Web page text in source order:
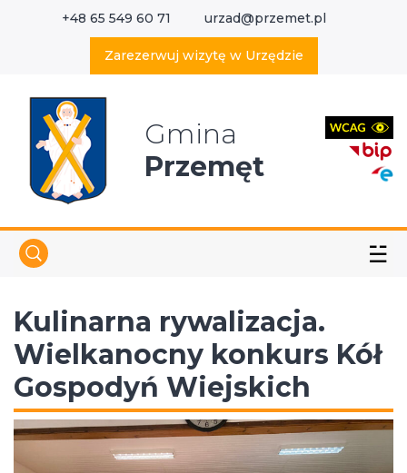
+48 65 549 60 71 urzad@przemet.pl
Zarezerwuj wizytę w Urzędzie
Gmina
Przemęt
☱
Kulinarna rywalizacja.
Wielkanocny konkurs Kół
Gospodyń Wiejskich
Wyszukaj w serwisie